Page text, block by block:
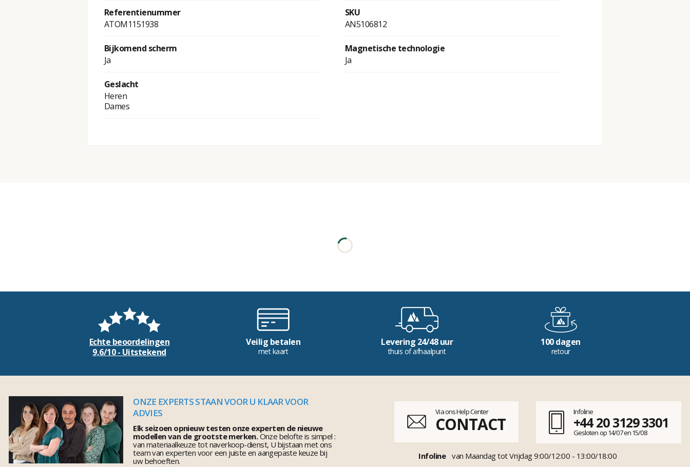
Referentienummer
ATOM1151938
SKU
AN5106812
Bijkomend scherm
Ja
Magnetische technologie
Ja
Geslacht
Heren
Dames
Echte beoordelingen
9,6/10 - Uitstekend
Veilig betalen
met kaart
Levering 24/48 uur
thuis of afhaalpunt
100 dagen
retour
ONZE EXPERTS STAAN VOOR U KLAAR VOOR
ADVIES
Elk seizoen opnieuw testen onze experten de nieuwe
modellen van de grootste merken.Onze belofte is simpel :
van materiaalkeuze tot naverkoop-dienst, U bijstaan met ons
team van experten voor een juiste en aangepaste keuze bij
uw behoeften.
Via ons Help Center
CONTACT
Infoline
+44 20 3129 3301
Gesloten op 14/07 en 15/08
Infoline van Maandag tot Vrijdag 9:00/12:00 - 13:00/18:00